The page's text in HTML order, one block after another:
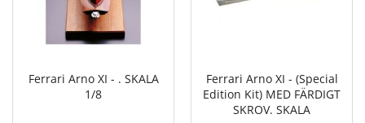
Ferrari Arno XI - . SKALA
1/8
Ferrari Arno XI - (Special
Edition Kit) MED FÄRDIGT
SKROV. SKALA